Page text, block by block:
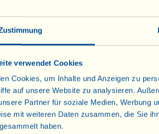
verwendet Cookies
Cookies, um Inhalte und Anzeigen zu
auf unsere Website zu analysieren.
Partner für soziale Medien, Werbung
mit weiteren Daten zusammen, die Sie
haben.